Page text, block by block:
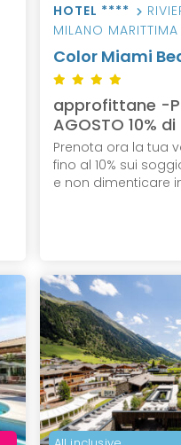
HOTEL ****
MILANO MARITTIMA
Color Miami
approfittane -
AGOSTO 10%
Prenota ora la tua
fino al 10% sui
e non dimenticare